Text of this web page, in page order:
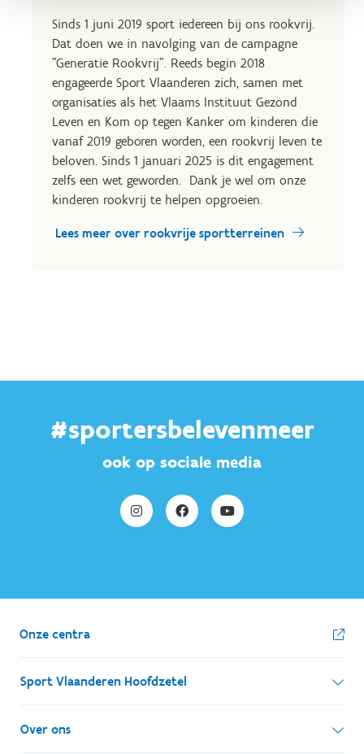
Sinds 1 juni 2019 sport iedereen bij ons rookvrij.
Dat doen we in navolging van de campagne
"Generatie Rookvrij". Reeds begin 2018
engageerde Sport Vlaanderen zich, samen met
organisaties als het Vlaams Instituut Gezond
Leven en Kom op tegen Kanker om kinderen die
vanaf 2019 geboren worden, een rookvrij leven te
beloven. Sinds 1 januari 2025 is dit engagement
zelfs een wet geworden. Dank je wel om onze
kinderen rookvrij te helpen opgroeien.
Lees meer over rookvrije sportterreinen
#sportersbelevenmeer
ook op sociale media
Onze centra
Sport Vlaanderen Hoofdzetel
Simon Bolivarlaan 17
Over ons